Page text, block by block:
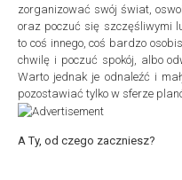
zorganizować swój świat,
oraz poczuć się szczęśliwymi
to coś innego, coś bardzo
chwilę i poczuć spokój, albo
Warto jednak je odnaleźć i
pozostawiać tylko w sferze
A Ty, od czego zaczniesz?